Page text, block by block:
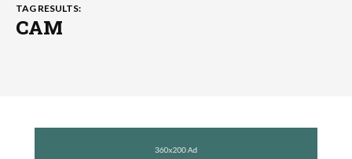
TAG RESULTS:
CAM